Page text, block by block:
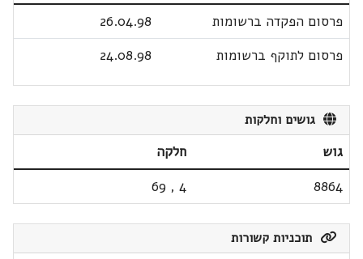
פרסום הפקדה ברשומות
26.04.98
פרסום לתוקף ברשומות
24.08.98
גושים וחלקות
גוש
חלקה
8864
4
,
69
תוכניות קשורות